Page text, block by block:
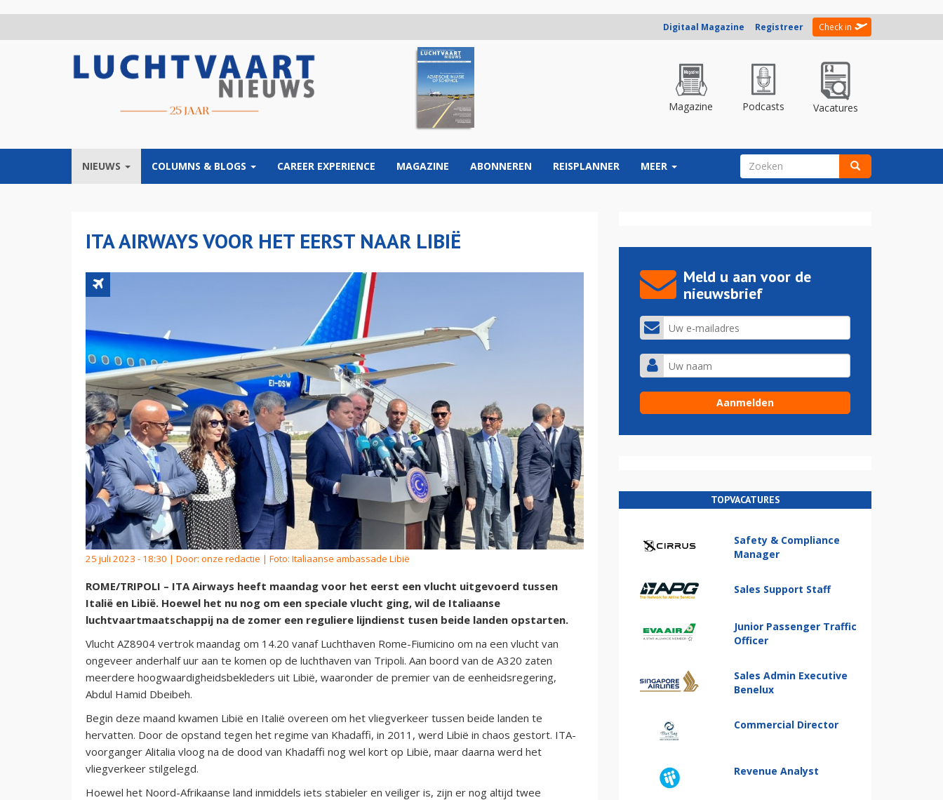
Digitaal Magazine Registreer Check in
Magazine Podcasts Vacatures
NIEUWS COLUMNS & BLOGS CAREER EXPERIENCE MAGAZINE ABONNEREN REISPLANNER MEER ZOEKVELD
ITA AIRWAYS VOOR HET EERST NAAR LIBIË
25 juli 2023 - 18:30 | Door: onze redactie | Foto: Italiaanse ambassade Libië
ROME/TRIPOLI – ITA Airways heeft maandag voor het eerst een vlucht uitgevoerd tussen
Italië en Libië. Hoewel het nu nog om een speciale vlucht ging, wil de Italiaanse
luchtvaartmaatschappij na de zomer een reguliere lijndienst tusen beide landen opstarten.
Vlucht AZ8904 vertrok maandag om 14.20 vanaf Luchthaven Rome-Fiumicino om na een vlucht van
ongeveer anderhalf uur aan te komen op de luchthaven van Tripoli. Aan boord van de A320 zaten
meerdere hoogwaardigheidsbekleders uit Libië, waaronder de premier van de eenheidsregering,
Abdul Hamid Dbeibeh.
Begin deze maand kwamen Libië en Italië overeen om het vliegverkeer tussen beide landen te
hervatten. Door de opstand tegen het regime van Khadaffi, in 2011, werd Libië in chaos gestort. ITA-
voorganger Alitalia vloog na de dood van Khadaffi nog wel kort op Libië, maar daarna werd het
vliegverkeer stilgelegd.
Hoewel het Noord-Afrikaanse land inmiddels iets stabieler en veiliger is, zijn er nog altijd twee
Meld u aan voor de
nieuwsbrief
TOPVACATURES
Safety & Compliance
Manager
Sales Support Staff
Junior Passenger Traffic
Officer
Sales Admin Executive
Benelux
Commercial Director
Revenue Analyst